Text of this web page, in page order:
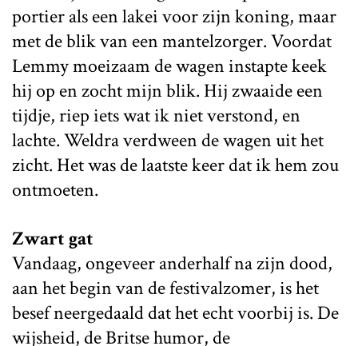
portier als een lakei voor zijn koning, maar
met de blik van een mantelzorger. Voordat
Lemmy moeizaam de wagen instapte keek
hij op en zocht mijn blik. Hij zwaaide een
tijdje, riep iets wat ik niet verstond, en
lachte. Weldra verdween de wagen uit het
zicht. Het was de laatste keer dat ik hem zou
ontmoeten.
Zwart gat
Vandaag, ongeveer anderhalf na zijn dood,
aan het begin van de festivalzomer, is het
besef neergedaald dat het echt voorbij is. De
wijsheid, de Britse humor, de